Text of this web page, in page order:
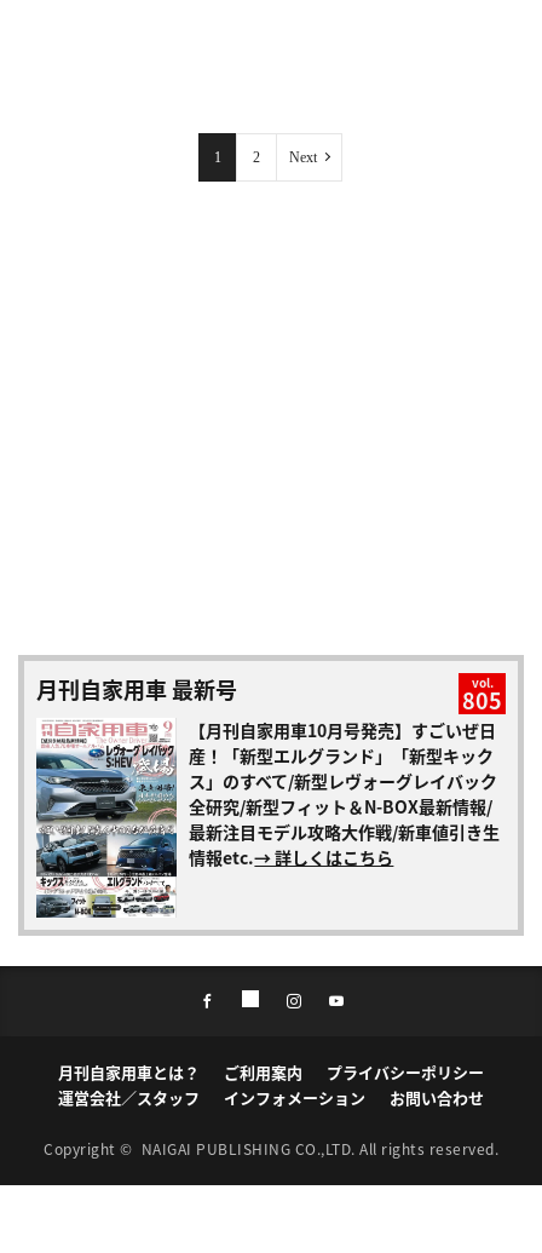
1 2 Next
月刊自家用車 最新号 vol.
805
【月刊自家用車10月号発売】すごいぜ日
産！「新型エルグランド」「新型キック
ス」のすべて/新型レヴォーグレイバック
全研究/新型フィット＆N-BOX最新情報/
最新注目モデル攻略大作戦/新車値引き生
情報etc.→ 詳しくはこちら
月刊自家用車とは？ ご利用案内
プライバシーポリシー
運営会社／スタッフ
インフォメーション お問い合わせ
Copyright © NAIGAI PUBLISHING CO.,LTD. All rights reserved.